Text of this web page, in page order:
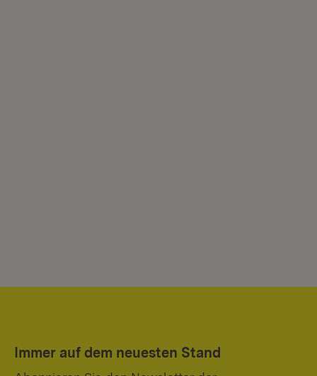
Immer auf dem neuesten Stand